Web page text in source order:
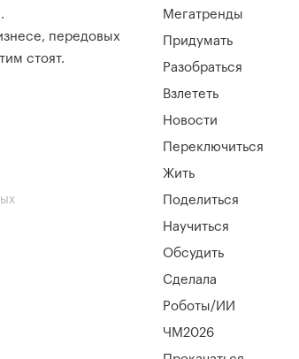
передовых
стоят.
Мегатренды
Придумать
Разобраться
Взлететь
Новости
Переключиться
Жить
Поделиться
Научиться
Обсудить
Сделала
Роботы/ИИ
ЧМ2026